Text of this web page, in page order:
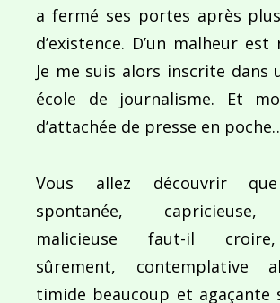
a fermé ses portes après
d’existence. D’un malheur est
Je me suis alors inscrite dans
école de journalisme. Et
d’attachée de presse en
Vous allez découvrir
spontanée, capricieuse,
malicieuse faut-il
sûrement, contemplative
timide beaucoup et agaçante